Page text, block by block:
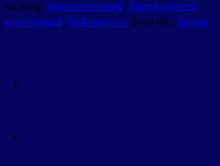
หมวดหมู่: วัสดุทางการแพทย์, วัสดุและอุปกรณ์
ทางการแพทย์, สินค้าลดราคา ป้ายกำกับ: ปิดแผล